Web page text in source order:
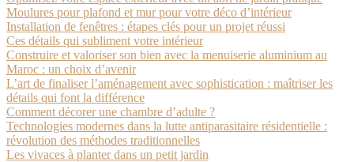
Moulures pour plafond et mur pour votre déco d’intérieur
Installation de fenêtres : étapes clés pour un projet réussi
Ces détails qui subliment votre intérieur
Construire et valoriser son bien avec la menuiserie aluminium au
Maroc : un choix d’avenir
L’art de finaliser l’aménagement avec sophistication : maîtriser les
détails qui font la différence
Comment décorer une chambre d’adulte ?
Technologies modernes dans la lutte antiparasitaire résidentielle :
révolution des méthodes traditionnelles
Les vivaces à planter dans un petit jardin